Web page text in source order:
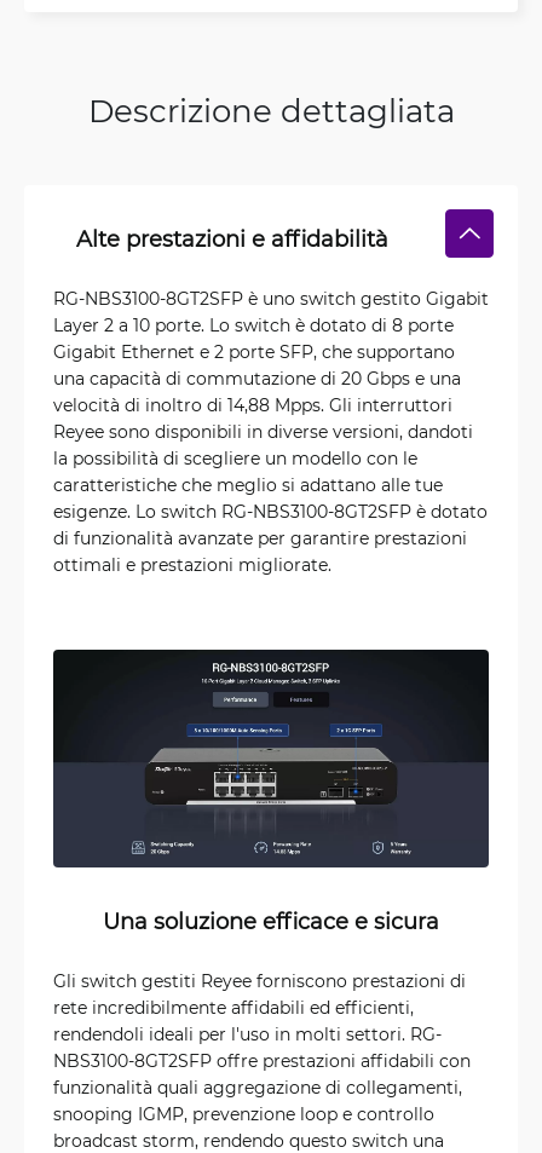
Descrizione dettagliata
Alte prestazioni e affidabilità
RG-NBS3100-8GT2SFP è uno switch gestito Gigabit
Layer 2 a 10 porte. Lo switch è dotato di 8 porte
Gigabit Ethernet e 2 porte SFP, che supportano
una capacità di commutazione di 20 Gbps e una
velocità di inoltro di 14,88 Mpps. Gli interruttori
Reyee sono disponibili in diverse versioni, dandoti
la possibilità di scegliere un modello con le
caratteristiche che meglio si adattano alle tue
esigenze. Lo switch RG-NBS3100-8GT2SFP è dotato
di funzionalità avanzate per garantire prestazioni
ottimali e prestazioni migliorate.
Una soluzione efficace e sicura
Gli switch gestiti Reyee forniscono prestazioni di
rete incredibilmente affidabili ed efficienti,
rendendoli ideali per l'uso in molti settori. RG-
NBS3100-8GT2SFP offre prestazioni affidabili con
funzionalità quali aggregazione di collegamenti,
snooping IGMP, prevenzione loop e controllo
broadcast storm, rendendo questo switch una